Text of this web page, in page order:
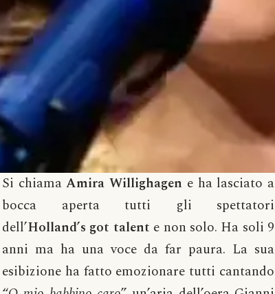
Si chiamaAmira Willighagen e ha lasciato a
bocca aperta tutti gli spettatori
dell’Holland’s got talent e non solo. Ha soli 9
anni ma ha una voce da far paura. La sua
esibizione ha fatto emozionare tutti cantando